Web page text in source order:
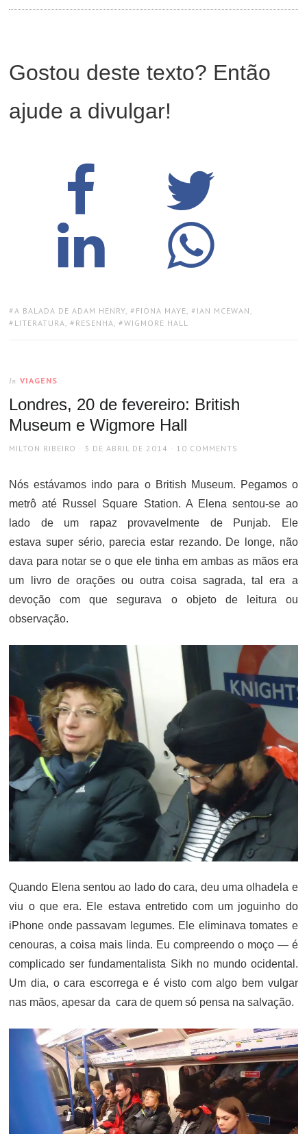
Gostou deste texto? Então
ajude a divulgar!
TAGS:
A BALADA DE ADAM HENRY, FIONA MAYE, IAN MCEWAN ,
LITERATURA, RESENHA, WIGMORE HALL
In VIAGENS
Londres, 20 de fevereiro: British
Museum e Wigmore Hall
AUTHOR
MILTON RIBEIRO
POSTED
3 DE ABRIL DE 2014 10 COMMENTS
Nós estávamos indo para o British Museum. Pegamos o
metrô até Russel Square Station. A Elena sentou-se ao
lado de um rapaz provavelmente de Punjab. Ele
estava super sério, parecia estar rezando. De longe, não
dava para notar se o que ele tinha em ambas as mãos era
um livro de orações ou outra coisa sagrada, tal era a
devoção com que segurava o objeto de leitura ou
observação.
Quando Elena sentou ao lado do cara, deu uma olhadela e
viu o que era. Ele estava entretido com um joguinho do
iPhone onde passavam legumes. Ele eliminava tomates e
cenouras, a coisa mais linda. Eu compreendo o moço — é
complicado ser fundamentalista Sikh no mundo ocidental.
Um dia, o cara escorrega e é visto com algo bem vulgar
nas mãos, apesar da cara de quem só pensa na salvação.